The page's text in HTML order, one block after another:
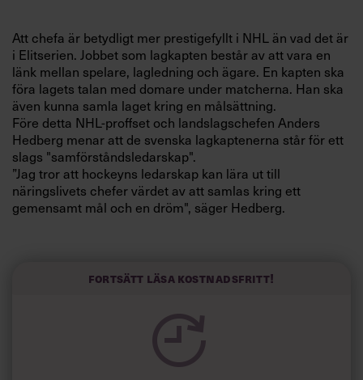
Villkor och policy för
personuppgiftsbehandling
Sök
efter:
Att chefa är betydligt mer prestigefyllt i NHL än vad det är
i Elitserien. Jobbet som lagkapten består av att vara en
länk mellan spelare, lagledning och ägare. En kapten ska
föra lagets talan med domare under matcherna. Han ska
även kunna samla laget kring en målsättning.
Före detta NHL-proffset och landslagschefen Anders
Hedberg menar att de svenska lagkaptenerna står för ett
slags "samförståndsledarskap".
”Jag tror att hockeyns ledarskap kan lära ut till
näringslivets chefer värdet av att samlas kring ett
gemensamt mål och en dröm", säger Hedberg.
”Han är den bästa lagkapten jag spelat med. Han är
Han säger ifrån när det behövs, men han delar ofta ut
beröm också”, säger Färjestads Jörgen Jönsson som ofta
är lagkapten i Tre Kronor när Mats Sundin inte är på plats.
Fortsätt läsa kostnadsfritt!